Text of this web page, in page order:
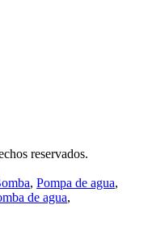
reservados.
, Pompa de agua,
de agua,